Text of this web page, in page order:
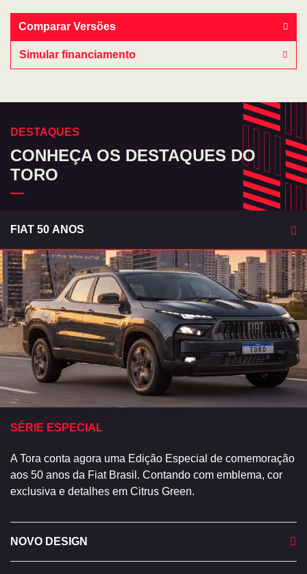
Comparar Versões
Simular financiamento
DESTAQUES
CONHEÇA OS DESTAQUES DO
TORO
FIAT 50 ANOS
SÉRIE ESPECIAL
A Tora conta agora uma Edição Especial de comemoração
aos 50 anos da Fiat Brasil. Contando com emblema, cor
exclusiva e detalhes em Citrus Green.
NOVO DESIGN